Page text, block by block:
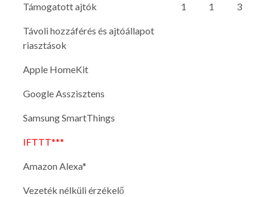
Támogatott ajtók 1 1 3
Távoli hozzáférés és ajtóállapot
riasztások
Apple HomeKit
Google Asszisztens
Samsung SmartThings
IFTTT***
Amazon Alexa*
Vezeték nélküli érzékelő